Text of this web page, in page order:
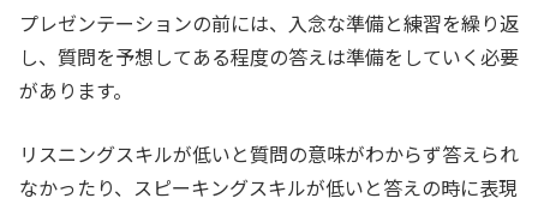
プレゼンテーションの前には、入念な準備と練習を繰り返
し、質問を予想してある程度の答えは準備をしていく必要
があります。
リスニングスキルが低いと質問の意味がわからず答えられ
なかったり、スピーキングスキルが低いと答えの時に表現